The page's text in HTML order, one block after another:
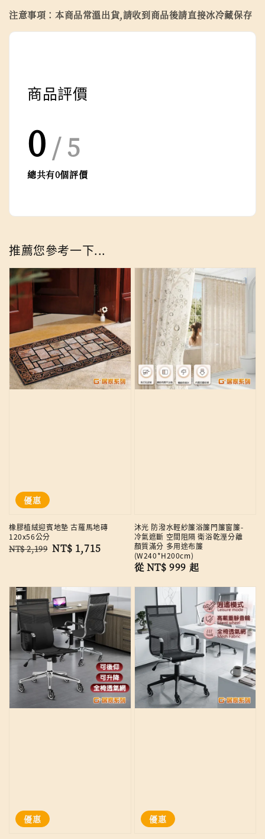
注意事項：本商品常溫出貨,請收到商品後請直接冰冷藏保存
商品評價
0 / 5
總共有0個評價
推薦您參考一下...
優惠
橡膠植絨迎賓地墊 古羅馬地磚
120x56公分
Regular
NT$ 2,199 Sale
NT$ 1,715
沐光 防潑水輕紗簾浴簾門簾窗簾-
冷氣遮斷 空間阻隔 衛浴乾溼分離
顏質滿分 多用途布簾
(W240*H200cm)
Regular
從NT$ 999 起
優惠 優惠